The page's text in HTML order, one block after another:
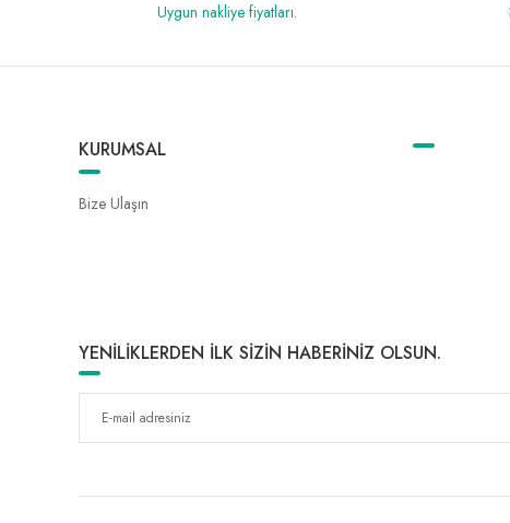
Uygun nakliye fiyatları.
KURUMSAL
Bize Ulaşın
YENİLİKLERDEN İLK SİZİN HABERİNİZ OLSUN.